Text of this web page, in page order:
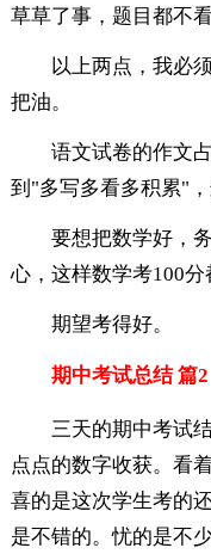
草草了事，题目都不
以上两点，我必须
把油。
语文试卷的作文占
到"多写多看多积累"
要想把数学好，务
心，这样数学考100分
期望考得好。
期中考试总结 篇2
三天的期中考试结
点点的数字收获。看
喜的是这次学生考的
是不错的。忧的是不